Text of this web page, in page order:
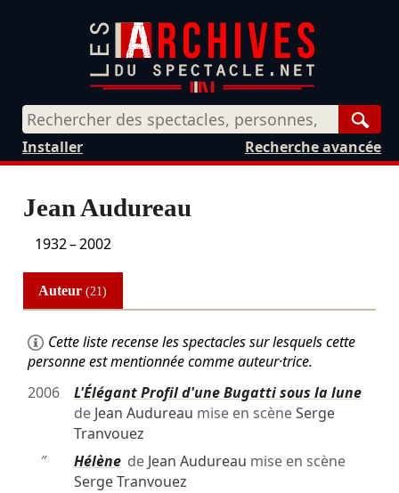
Recherche avancée
Installer
Jean Audureau
1932–2002
Auteur(21)
Cette liste recense les spectacles sur lesquels cette
personne est mentionnée comme auteur·trice.
2006
L'Élégant Profil d'une Bugatti sous la lune
de Jean Audureau mise en scèneSerge
Tranvouez
″
Hélènede Jean Audureau mise en scène
Serge Tranvouez